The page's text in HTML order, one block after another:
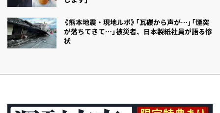
《熊本地震・現地ルポ》「瓦礫から声が…」「煙突
が落ちてきて…」被災者、日本製紙社員が語る惨
状